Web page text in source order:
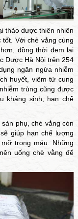
thảo dược thiên nhiên
Với chè vằng cùng
đồng thời đem lại
Dược Hà Nội trên 254
ngăn ngừa nhiễm
huyết, viêm tử cung
trùng cũng được
kháng sinh, hạn chế
phụ, chè vằng còn
giúp hạn chế lượng
trong máu. Những
uống chè vằng để